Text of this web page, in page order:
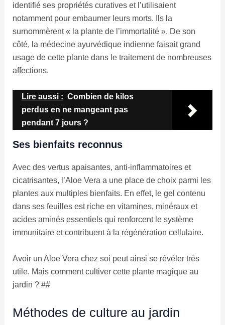
identifié ses propriétés curatives et l’utilisaient
notamment pour embaumer leurs morts. Ils la
surnommèrent « la plante de l’immortalité ». De son
côté, la médecine ayurvédique indienne faisait grand
usage de cette plante dans le traitement de nombreuses
affections.
Lire aussi : Combien de kilos
perdus en ne mangeant pas
pendant 7 jours ?
Ses bienfaits reconnus
Avec des vertus apaisantes, anti-inflammatoires et
cicatrisantes, l’Aloe Vera a une place de choix parmi les
plantes aux multiples bienfaits. En effet, le gel contenu
dans ses feuilles est riche en vitamines, minéraux et
acides aminés essentiels qui renforcent le système
immunitaire et contribuent à la régénération cellulaire.
Avoir un Aloe Vera chez soi peut ainsi se révéler très
utile. Mais comment cultiver cette plante magique au
jardin ? ##
Méthodes de culture au jardin